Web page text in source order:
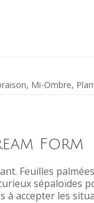
, Mi-Ombre,
Form
Feuilles
sépaloïdes
à accepter les